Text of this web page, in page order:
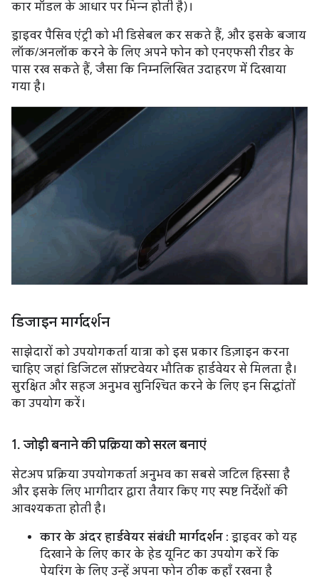
कार मॉडल के आधार पर भिन्न होती है)।
ड्राइवर पैसिव एंट्री को भी डिसेबल कर सकते हैं, और इसके बजाय
लॉक/अनलॉक करने के लिए अपने फोन को एनएफसी रीडर के
पास रख सकते हैं, जैसा कि निम्नलिखित उदाहरण में दिखाया
गया है।
डिजाइन मार्गदर्शन
साझेदारों को उपयोगकर्ता यात्रा को इस प्रकार डिज़ाइन करना
चाहिए जहां डिजिटल सॉफ़्टवेयर भौतिक हार्डवेयर से मिलता है।
सुरक्षित और सहज अनुभव सुनिश्चित करने के लिए इन सिद्धांतों
का उपयोग करें।
1.जोड़ी बनाने की प्रक्रिया को सरल बनाएं
सेटअप प्रक्रिया उपयोगकर्ता अनुभव का सबसे जटिल हिस्सा है
और इसके लिए भागीदार द्वारा तैयार किए गए स्पष्ट निर्देशों की
आवश्यकता होती है।
कार के अंदर हार्डवेयर संबंधी मार्गदर्शन : ड्राइवर को यह
दिखाने के लिए कार के हेड यूनिट का उपयोग करें कि
पेयरिंग के लिए उन्हें अपना फोन ठीक कहाँ रखना है